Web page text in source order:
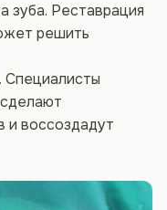
зуба. Реставрация
решить
Специалисты
и воссоздадут